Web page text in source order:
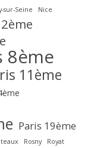
sur-Seine Nice
8ème
11ème
Paris 19ème
Rosny
Royat